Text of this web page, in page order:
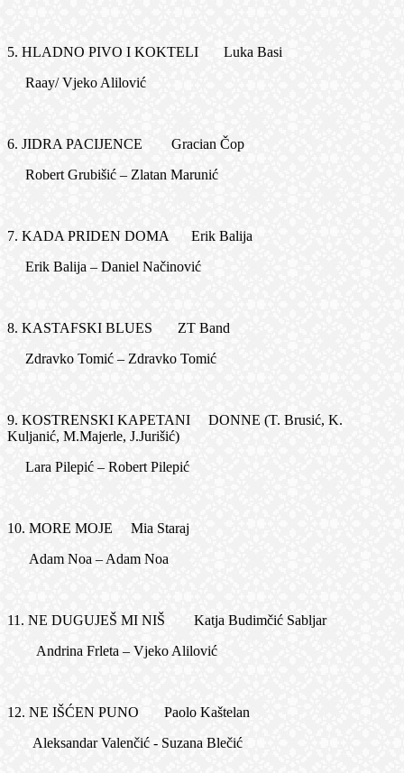
5. HLADNO PIVO I KOKTELI Luka Basi
Raay/ Vjeko Alilović
6. JIDRA PACIJENCE Gracian Čop
Robert Grubišić – Zlatan Marunić
7. KADA PRIDEN DOMA Erik Balija
Erik Balija – Daniel Načinović
8. KASTAFSKI BLUES ZT Band
Zdravko Tomić – Zdravko Tomić
9. KOSTRENSKI KAPETANI DONNE (T. Brusić, K.
Kuljanić, M.Majerle, J.Jurišić)
Lara Pilepić – Robert Pilepić
10. MORE MOJE Mia Staraj
Adam Noa – Adam Noa
11. NE DUGUJEŠ MI NIŠ Katja Budimčić Sabljar
Andrina Frleta – Vjeko Alilović
12. NE IŠĆEN PUNO Paolo Kaštelan
Aleksandar Valenčić - Suzana Blečić